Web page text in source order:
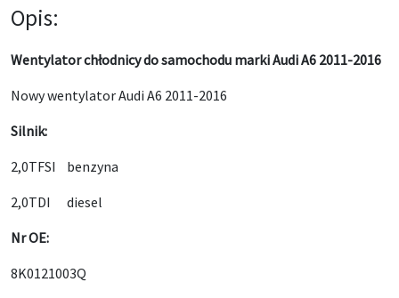
Opis:
Wentylator chłodnicy do samochodu marki Audi A6 2011-2016
Nowy wentylator Audi A6 2011-2016
Silnik:
2,0TFSI benzyna
2,0TDI diesel
Nr OE:
8K0121003Q